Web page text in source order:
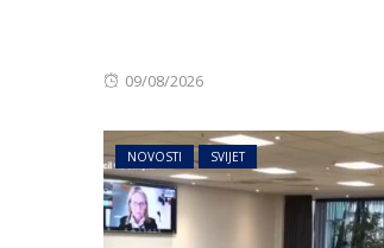
Posted
09/08/2026
NOVOSTI SVIJET